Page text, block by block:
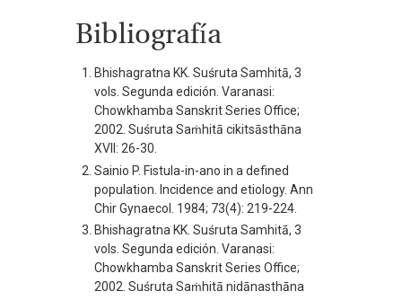
Bibliografía
Bhishagratna KK. Suśruta Samhitā, 3
vols. Segunda edición. Varanasi:
Chowkhamba Sanskrit Series Office;
2002. Suśruta Saṁhitā cikitsāsthāna
XVII: 26-30.
Sainio P. Fistula-in-ano in a defined
population. Incidence and etiology. Ann
Chir Gynaecol. 1984; 73(4): 219-224.
Bhishagratna KK. Suśruta Samhitā, 3
vols. Segunda edición. Varanasi:
Chowkhamba Sanskrit Series Office;
2002. Suśruta Saṁhitā nidānasthāna